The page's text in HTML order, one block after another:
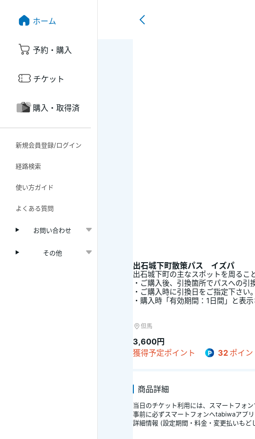
ホーム
予約・購入
チケット
購入・取得済
新規会員登録/ログイン
経路検索
使い方ガイド
よくある質問
お問い合わせ
その他
出石城下町散策パス イズパ
出石城下町の主なスポットを周るこ
・ご購入後、引換箇所でパスへの引
・ご購入時に引換日をご指定下さ
・購入時「有効期間：1日間」と表
但馬
3,600円
獲得予定ポイント
32 ポイン
商品詳細
当日のチケット利用には、スマートフォ
事前に必ずスマートフォンへtabiwaアプ
詳細情報 (設定期間・料金・変更払いもど